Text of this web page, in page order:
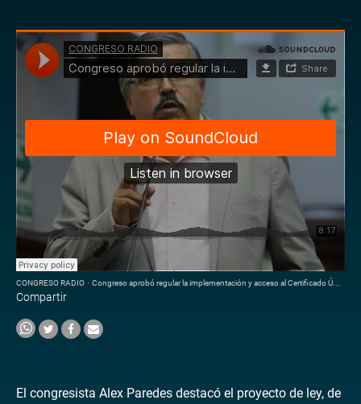
CONGRESO RADIO · Congreso aprobó regular la implementación y acceso al Certificado Único Laboral
Compartir
El congresista Alex Paredes destacó el proyecto de ley, de